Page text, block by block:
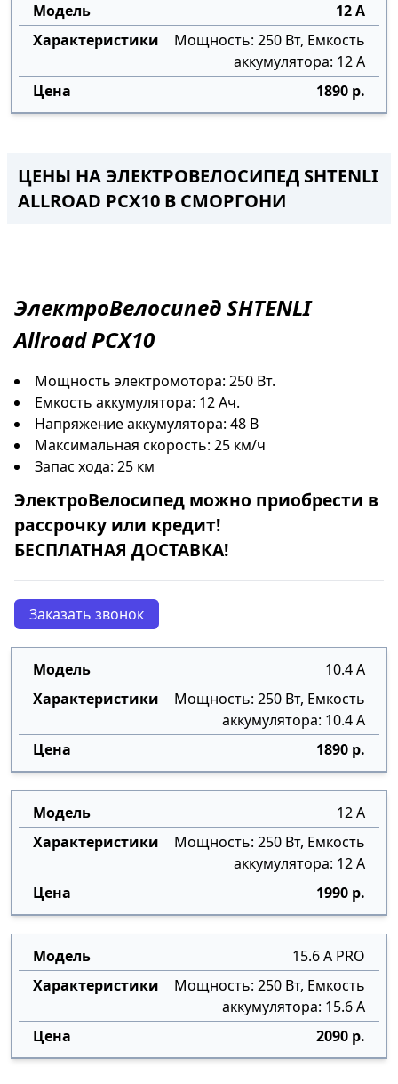
12 А
Мощность: 250 Вт, Емкость
аккумулятора: 12 А
1890 р.
ЦЕНЫ НА ЭЛЕКТРОВЕЛОСИПЕД SHTENLI
ALLROAD PCX10 В СМОРГОНИ
ЭлектроВелосипедSHTENLI
Allroad PCX10
Мощность электромотора: 250 Вт.
Емкость аккумулятора: 12 Ач.
Напряжение аккумулятора: 48 В
Максимальная скорость: 25 км/ч
Запас хода: 25 км
ЭлектроВелосипед можно приобрести в
рассрочку или кредит!
БЕСПЛАТНАЯ ДОСТАВКА!
Заказать звонок
10.4 А
Мощность: 250 Вт, Емкость
аккумулятора: 10.4 А
1890 р.
12 А
Мощность: 250 Вт, Емкость
аккумулятора: 12 А
1990 р.
15.6 А PRO
Мощность: 250 Вт, Емкость
аккумулятора: 15.6 А
2090 р.